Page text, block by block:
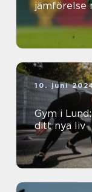
jämförelse
10. juni
Gym i
ditt nya liv